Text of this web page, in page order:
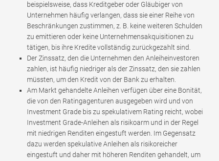
beispielsweise, dass Kreditgeber oder Gläubiger von
Unternehmen häufig verlangen, dass sie einer Reihe von
Beschränkungen zustimmen, z. B. keine weiteren Schulden
zu emittieren oder keine Unternehmensakquisitionen zu
tätigen, bis ihre Kredite vollständig zurückgezahlt sind.
Der Zinssatz, den die Unternehmen den Anleiheinvestoren
zahlen, ist häufig niedriger als der Zinssatz, den sie zahlen
müssten, um den Kredit von der Bank zu erhalten.
Am Markt gehandelte Anleihen verfügen über eine Bonität,
die von den Ratingagenturen ausgegeben wird und von
Investment Grade bis zu spekulativem Rating reicht, wobei
Investment Grade-Anleihen als risikoarm und in der Regel
mit niedrigen Renditen eingestuft werden. Im Gegensatz
dazu werden spekulative Anleihen als risikoreicher
eingestuft und daher mit höheren Renditen gehandelt, um